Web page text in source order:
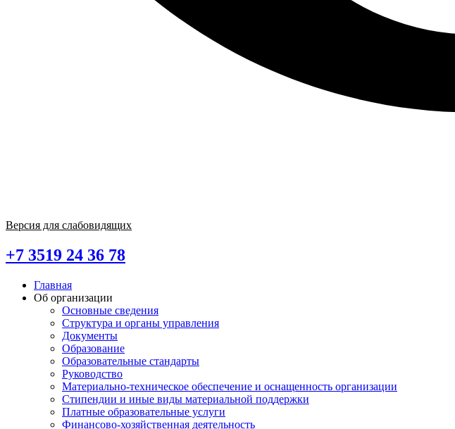
Версия для слабовидящих
+7 3519 24 36 78
Главная
Об организации
Основные сведения
Структура и органы управления
Документы
Образование
Образовательные стандарты
Руководство
Материально-техническое обеспечение и оснащенность организации
Стипендии и иные виды материальной поддержки
Платные образовательные услуги
Финансово-хозяйственная деятельность